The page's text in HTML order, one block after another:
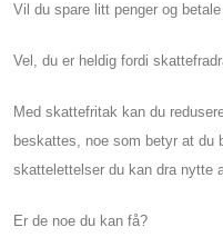
Vil du spare litt penger og
Vel, du er heldig fordi
Med skattefritak kan du
beskattes, noe som betyr at du
skattelettelser du kan dra nytte
Er de noe du kan få?